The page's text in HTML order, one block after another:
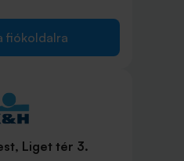
fiókoldalra
Liget tér 3.